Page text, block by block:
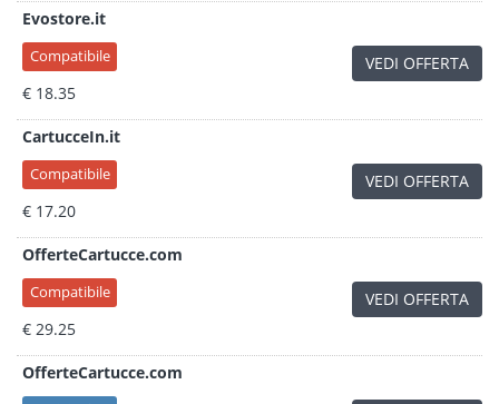
Evostore.it
Compatibile
€ 18.35
VEDI OFFERTA
CartucceIn.it
Compatibile
€ 17.20
VEDI OFFERTA
OfferteCartucce.com
Compatibile
€ 29.25
VEDI OFFERTA
OfferteCartucce.com